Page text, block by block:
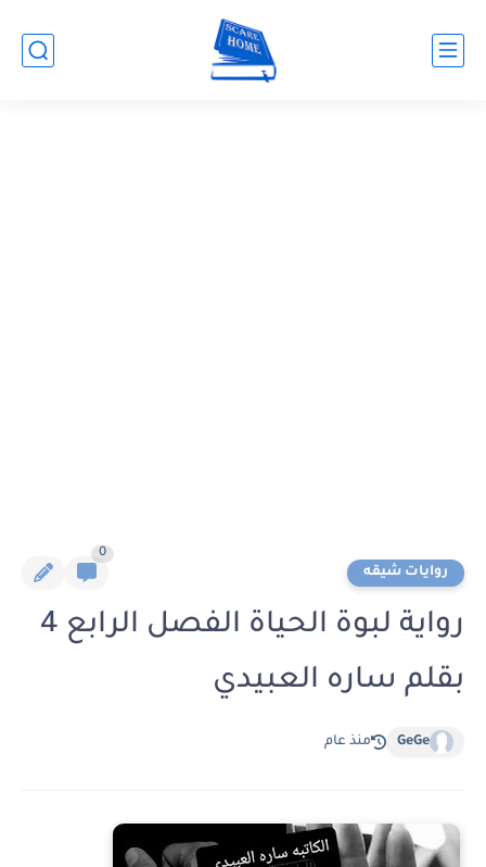
روايات شيقه
0
رواية لبوة الحياة الفصل الرابع 4
بقلم ساره العبيدي
GeGe منذ عام